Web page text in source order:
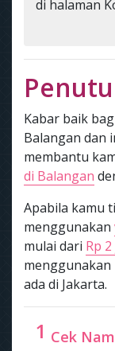
di halaman
Kabar baik
Balangan dan
membantu
di Balangan
Apabila kamu
menggunakan
mulai dari Rp
menggunakan
ada di Jakarta.
1 Cek